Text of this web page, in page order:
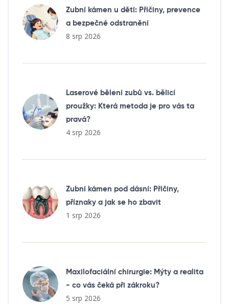
Zubní kámen u dětí: Příčiny, prevence
a bezpečné odstranění
8 srp 2026
Laserové bělení zubů vs. bělicí
proužky: Která metoda je pro vás ta
pravá?
4 srp 2026
Zubní kámen pod dásní: Příčiny,
příznaky a jak se ho zbavit
1 srp 2026
Maxilofaciální chirurgie: Mýty a realita
- co vás čeká při zákroku?
5 srp 2026